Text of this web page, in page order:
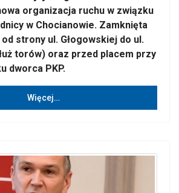
organizacja ruchu w związku
w Chocianowie. Zamknięta
strony ul. Głogowskiej do ul.
torów) oraz przed placem przy
dworca PKP.
Więcej…